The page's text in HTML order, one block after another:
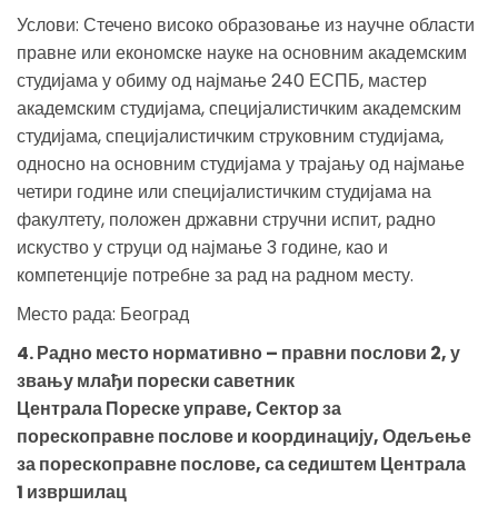
Услови: Стечено високо образовање из научне области
правне или економске науке на основним академским
студијама у обиму од најмање 240 ЕСПБ, мастер
академским студијама, специјалистичким академским
студијама, специјалистичким струковним студијама,
односно на основним студијама у трајању од најмање
четири године или специјалистичким студијама на
факултету, положен државни стручни испит, радно
искуство у струци од најмање 3 године, као и
компетенције потребне за рад на радном месту.
Место рада: Београд
4. Радно место нормативно – правни послови 2, у
звању млађи порески саветник
Централа Пореске управе, Сектор за
порескоправне послове и координацију, Одељење
за порескоправне послове, са седиштем Централа
1 извршилац